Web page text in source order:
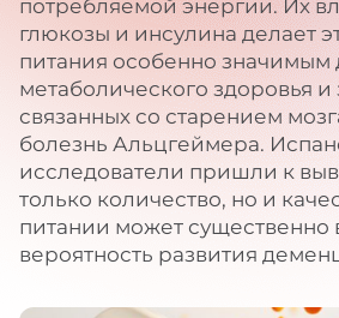
потребляемой энергии. Их
глюкозы и инсулина делает
питания особенно значимым
метаболического здоровья
связанных со старением
болезнь Альцгеймера.
исследователи пришли к
только количество, но и
питании может существенно
вероятность развития